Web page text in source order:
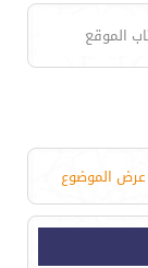
الموقع
عرض الموضوع